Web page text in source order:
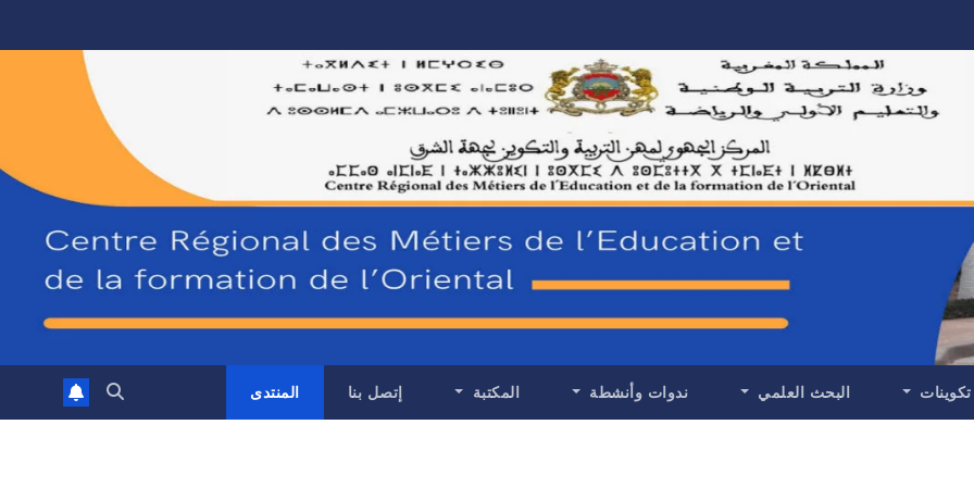
تكوينات البحث العلمي ندوات وأنشطة المكتبة إتصل بنا المنتدى